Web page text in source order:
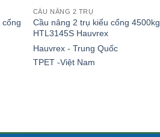
cổng
CẦU NÂNG 2 TRỤ
Cầu nâng 2 trụ kiểu cổng 4500kg
HTL3145S Hauvrex
Hauvrex - Trung Quốc
TPET -Việt Nam